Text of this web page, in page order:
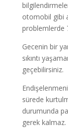
otomobil gibi
problemlerde
Gecenin bir
sıkıntı
geçebilirsiniz.
sürede
durumunda
gerek kalmaz.